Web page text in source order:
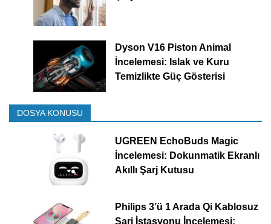
Dyson V16 Piston Animal
İncelemesi: Islak ve Kuru
Temizlikte Güç Gösterisi
DOSYA KONUSU
UGREEN EchoBuds Magic
İncelemesi: Dokunmatik Ekranlı
Akıllı Şarj Kutusu
Philips 3’ü 1 Arada Qi Kablosuz
Şarj İstasyonu İncelemesi: